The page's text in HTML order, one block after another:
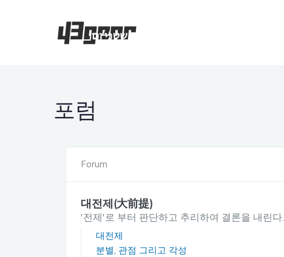
포럼
Forum
대전제(大前提)
'전제'로 부터 판단하고 추리하여 결론을 내린다.
대전제
분별, 관점 그리고 각성